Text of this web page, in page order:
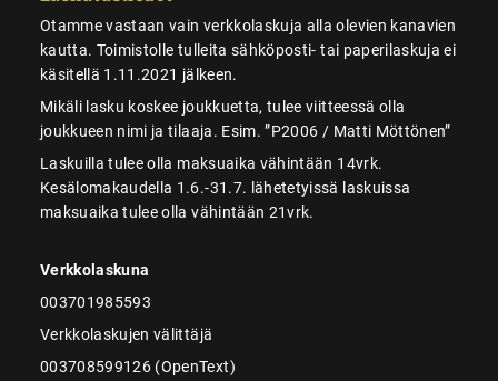
Otamme vastaan vain verkkolaskuja alla olevien kanavien
kautta. Toimistolle tulleita sähköposti- tai paperilaskuja ei
käsitellä 1.11.2021 jälkeen.
Mikäli lasku koskee joukkuetta, tulee viitteessä olla
joukkueen nimi ja tilaaja. Esim. ”P2006 / Matti Möttönen”
Laskuilla tulee olla maksuaika vähintään 14vrk.
Kesälomakaudella 1.6.-31.7. lähetetyissä laskuissa
maksuaika tulee olla vähintään 21vrk.
Verkkolaskuna
003701985593
Verkkolaskujen välittäjä
003708599126 (OpenText)